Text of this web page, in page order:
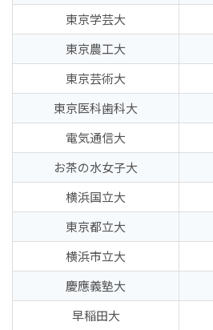
東京学芸大
東京農工大
東京芸術大
東京医科歯科大
電気通信大
お茶の水女子大
横浜国立大
東京都立大
横浜市立大
慶應義塾大
早稲田大